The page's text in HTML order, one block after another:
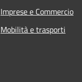
Imprese e Commercio
Mobilità e trasporti